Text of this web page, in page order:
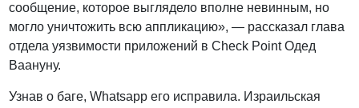
сообщение, которое выглядело вполне невинным, но
могло уничтожить всю аппликацию», — рассказал глава
отдела уязвимости приложений в Check Point Одед
Ваануну.
Узнав о баге, Whatsapp его исправила. Израильская